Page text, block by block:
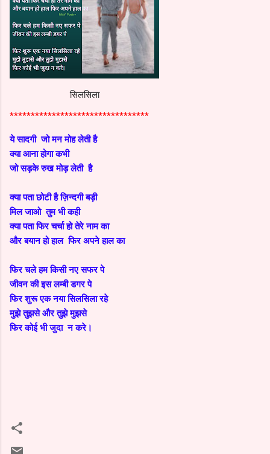
सिलसिला
*********************************
ये सादगी जो मन मोह लेती है
क्या आना होगा कभी
जो सड़के रुख मोड़ लेती है
क्या पता छोटी है ज़िन्दगी बड़ी
मिल जाओ तुम भी कही
क्या पता फिर चर्चा हो तेरे नाम का
और बयान हो हाल फिर अपने हाल का
फिर चले हम किसी नए सफर पे
जीवन की इस लम्बी डगर पे
फिर शुरू एक नया सिलसिला रहे
मुझे तुझसे और तुझे मुझसे
फिर कोई भी जुदा न करे।